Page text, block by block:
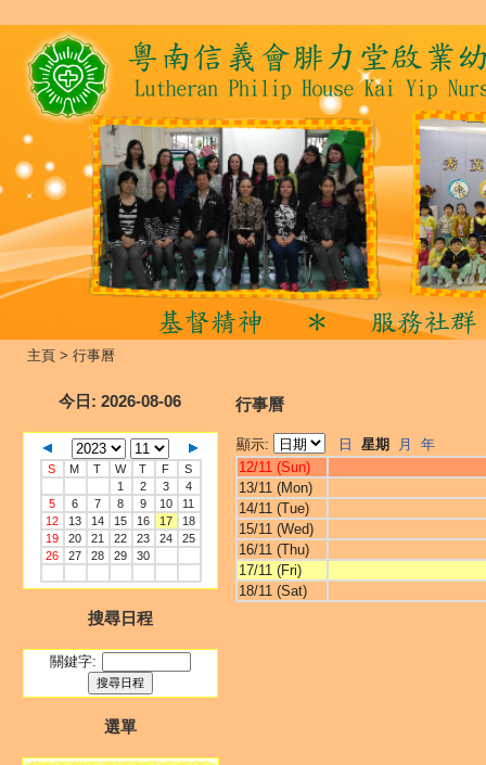
主頁 > 行事曆
今日 : 2026-08-06
S M T W T F
S
1
2 3
4
5
6 7 8 9 10
11
12
13 14 15 16 17
18
19
20 21 22 23 24
25
26
27 28 29 30
搜尋日程
關鍵字:
選單
行事曆
顯示: 日 星期 月
年
12/11 (Sun)
13/11 (Mon)
14/11 (Tue)
15/11 (Wed)
16/11 (Thu)
17/11 (Fri)
18/11 (Sat)